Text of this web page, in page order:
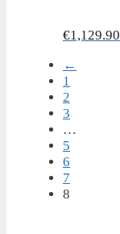
€1,129.90
←
1
2
3
…
5
6
7
8